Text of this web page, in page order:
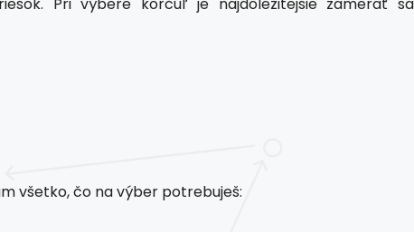
všetko, čo na výber potrebuješ: